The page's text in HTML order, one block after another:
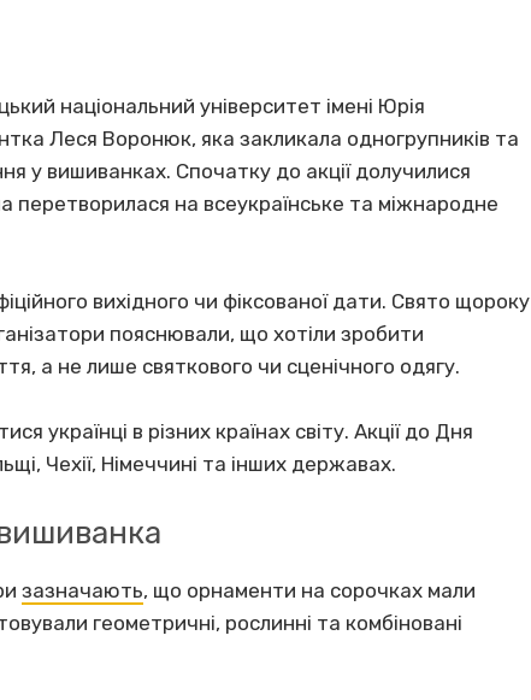
національний університет імені Юрія
Леся Воронюк, яка закликала одногрупників та
у вишиванках. Спочатку до акції долучилися
перетворилася на всеукраїнське та міжнародне
вихідного чи фіксованої дати. Свято щороку
пояснювали, що хотіли зробити
а не лише святкового чи сценічного одягу.
українці в різних країнах світу. Акції до Дня
Чехії, Німеччині та інших державах.
зазначають, що орнаменти на сорочках мали
геометричні, рослинні та комбіновані